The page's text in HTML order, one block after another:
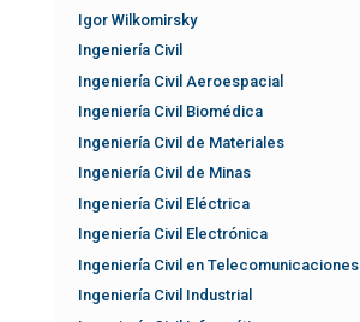
Igor Wilkomirsky
Ingeniería Civil
Ingeniería Civil Aeroespacial
Ingeniería Civil Biomédica
Ingeniería Civil de Materiales
Ingeniería Civil de Minas
Ingeniería Civil Eléctrica
Ingeniería Civil Electrónica
Ingeniería Civil en Telecomunicaciones
Ingeniería Civil Industrial